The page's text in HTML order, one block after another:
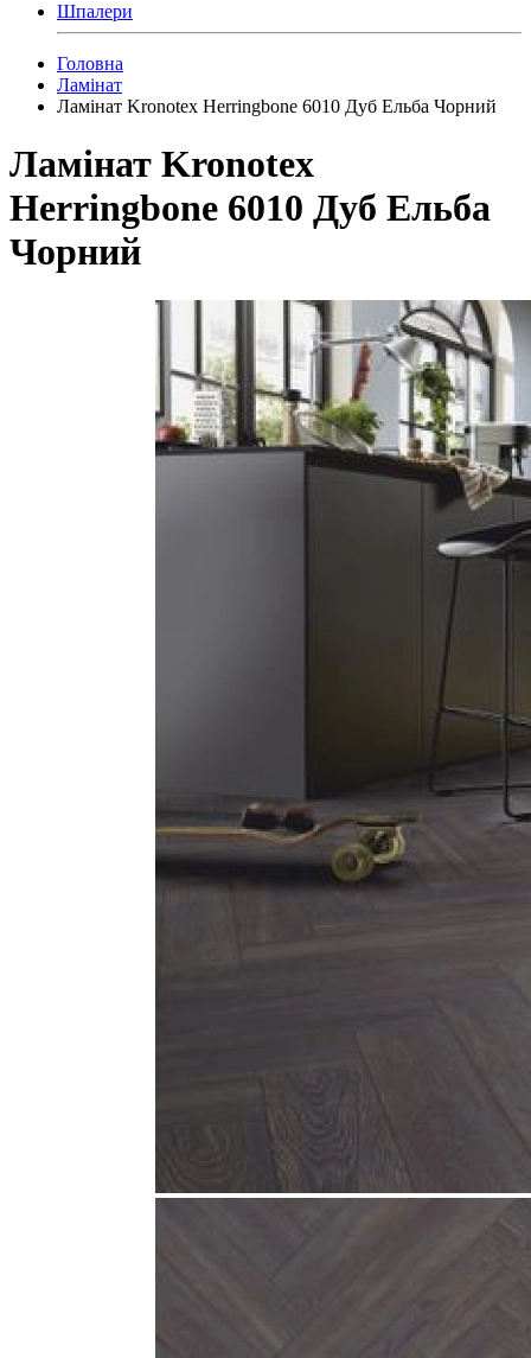
Шпалери
Головна
Ламінат
Ламінат Kronotex Herringbone 6010 Дуб Ельба Чорний
Ламінат Kronotex
Herringbone 6010 Дуб Ельба
Чорний